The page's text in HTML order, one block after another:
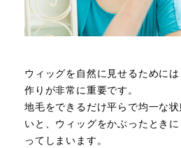
ウィッグを自然に見せるためには
作りが非常に重要です。
地毛をできるだけ平らで均一な
いと、ウィッグをかぶったとき
ってしまいます。